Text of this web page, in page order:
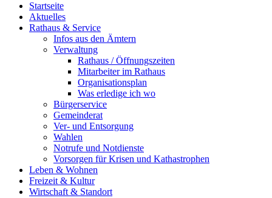
Startseite
Aktuelles
Rathaus & Service
Infos aus den Ämtern
Verwaltung
Rathaus / Öffnungszeiten
Mitarbeiter im Rathaus
Organisationsplan
Was erledige ich wo
Bürgerservice
Gemeinderat
Ver- und Entsorgung
Wahlen
Notrufe und Notdienste
Vorsorgen für Krisen und Kathastrophen
Leben & Wohnen
Freizeit & Kultur
Wirtschaft & Standort